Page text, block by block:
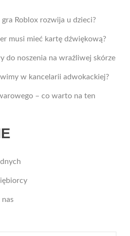
Roblox rozwija u dzieci?
musi mieć kartę dźwiękową?
do noszenia na wrażliwej skórze
w kancelarii adwokackiej?
– co warto na ten
nas